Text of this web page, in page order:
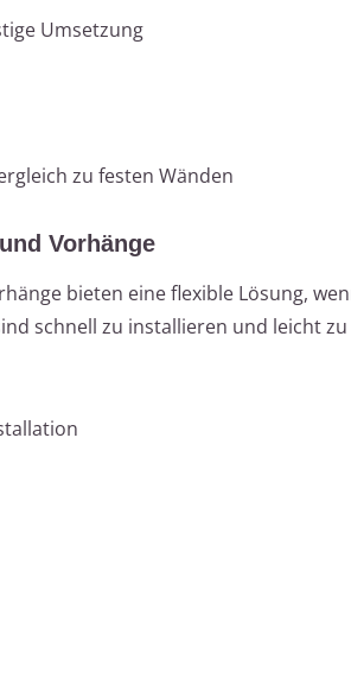
Umsetzung
zu festen Wänden
Vorhänge
bieten eine flexible Lösung,
schnell zu installieren und leicht